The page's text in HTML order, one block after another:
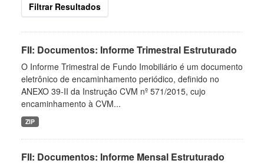
Filtrar Resultados
FII: Documentos: Informe Trimestral Estruturado
O Informe Trimestral de Fundo Imobiliário é um documento
eletrônico de encaminhamento periódico, definido no
ANEXO 39-II da Instrução CVM nº 571/2015, cujo
encaminhamento à CVM...
ZIP
FII: Documentos: Informe Mensal Estruturado